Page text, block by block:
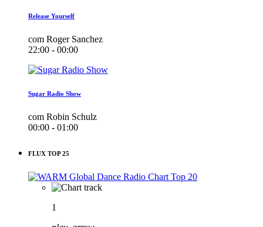
Release Yourself
com Roger Sanchez
22:00 - 00:00
Sugar Radio Show
com Robin Schulz
00:00 - 01:00
FLUX TOP 25
1